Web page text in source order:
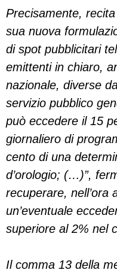
Precisamente,
sua nuova
di spot pubblicitari
emittenti in chiaro,
nazionale, diverse
servizio pubblico
può eccedere il 15
giornaliero di
cento di una
d’orologio; (…)”,
recuperare, nell’ora
un’eventuale
superiore al 2% nel
Il comma 13 della